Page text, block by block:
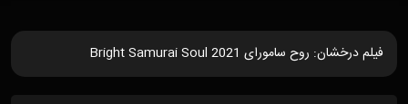
فیلم درخشان: روح سامورای Bright Samurai Soul 2021